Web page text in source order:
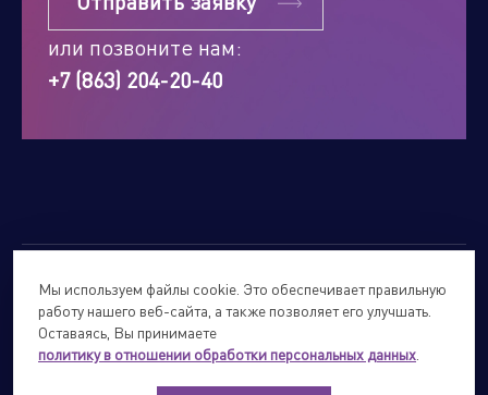
или позвоните нам:
+7 (863) 204-20-40
© 2026Forte Holding.Все права защищены.
Политика обработки персональных данных
Сайты подразделений Холдинга
Мы используем файлы cookie. Это обеспечивает правильную
работу нашего веб-сайта, а также позволяет его улучшать.
Оставаясь, Вы принимаете
политику в отношении обработки персональных данных